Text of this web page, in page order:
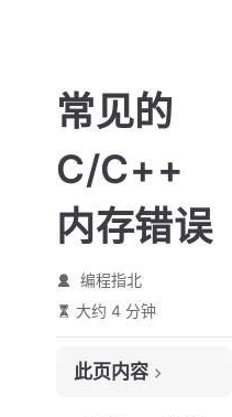
常见的
C/C++
内存错误
编程指北
大约 4 分钟
此页内容